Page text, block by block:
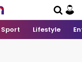
Sport Lifestyle